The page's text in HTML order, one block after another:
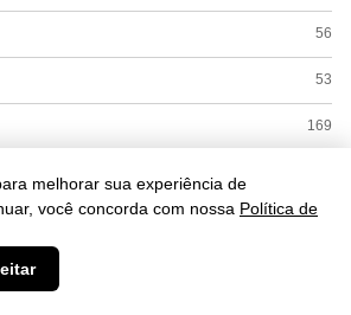
melhorar sua experiência de
você concorda com nossa Política de
56
53
169
104